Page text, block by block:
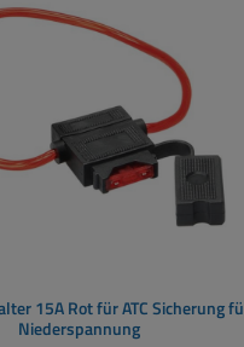
15A Rot für ATC Sicherung
Niederspannung